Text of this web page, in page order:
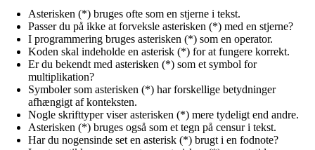
Asterisken (*) bruges ofte som en stjerne i tekst.
Passer du på ikke at forveksle asterisken (*) med en stjerne?
I programmering bruges asterisken (*) som en operator.
Koden skal indeholde en asterisk (*) for at fungere korrekt.
Er du bekendt med asterisken (*) som et symbol for
multiplikation?
Symboler som asterisken (*) har forskellige betydninger
afhængigt af konteksten.
Nogle skrifttyper viser asterisken (*) mere tydeligt end andre.
Asterisken (*) bruges også som et tegn på censur i tekst.
Har du nogensinde set en asterisk (*) brugt i en fodnote?